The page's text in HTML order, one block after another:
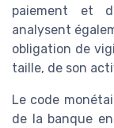
paiement et
analysent
obligation de
taille, de son
Le code
de la banque